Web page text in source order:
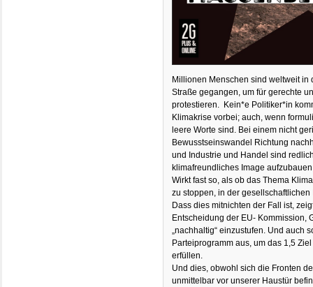
Millionen Menschen sind weltweit in
Straße gegangen, um für gerechte
protestieren. Kein*e Politiker*in
Klimakrise vorbei; auch, wenn
leere Worte sind. Bei einem nicht
Bewusstseinswandel Richtung
und Industrie und Handel sind
klimafreundliches Image
Wirkt fast so, als ob das Thema
zu stoppen, in der
Dass dies mitnichten der Fall ist,
Entscheidung der EU- Kommission,
„nachhaltig“ einzustufen. Und auch
Parteiprogramm aus, um das 1,5
erfüllen.
Und dies, obwohl sich die Fronten
unmittelbar vor unserer Haustür